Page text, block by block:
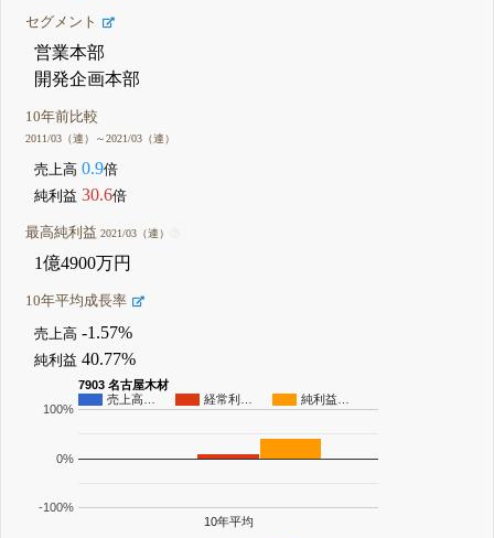
セグメント
営業本部
開発企画本部
10年前比較
2011/03（連）～2021/03（連）
売上高 0.9倍
純利益 30.6倍
最高純利益2021/03（連）
1億4900万円
10年平均成長率
売上高 -1.57%
純利益 40.77%
7903 名古屋木材
売上高…
経常利… 純利益…
10年平均
-100%
0%
100%